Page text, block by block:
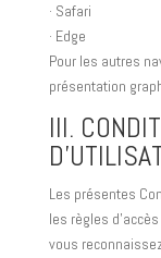
· Safari
· Edge
Pour les autres
présentation
III.
Les présentes
les règles
vous